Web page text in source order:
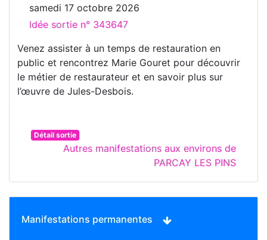
samedi 17 octobre 2026
Idée sortie n° 343647
Venez assister à un temps de restauration en
public et rencontrez Marie Gouret pour découvrir
le métier de restaurateur et en savoir plus sur
l’œuvre de Jules-Desbois.
Détail sortie
Autres manifestations aux environs de
PARCAY LES PINS
Manifestations permanentes